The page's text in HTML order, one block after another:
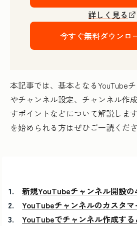
詳しく見る
今すぐ無料ダウンロ
本記事では、基本となるYouTube
やチャンネル設定、チャンネル作
すポイントなどについて解説しま
を始められる方はぜひご一読くださ
新規YouTubeチャンネル開設
YouTubeチャンネルのカスタ
YouTubeでチャンネル作成す